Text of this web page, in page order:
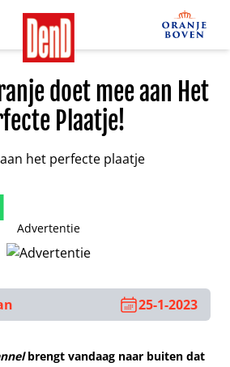
doet mee aan Het
Plaatje!
Advertentie
25-1-2023
brengt vandaag naar buiten dat